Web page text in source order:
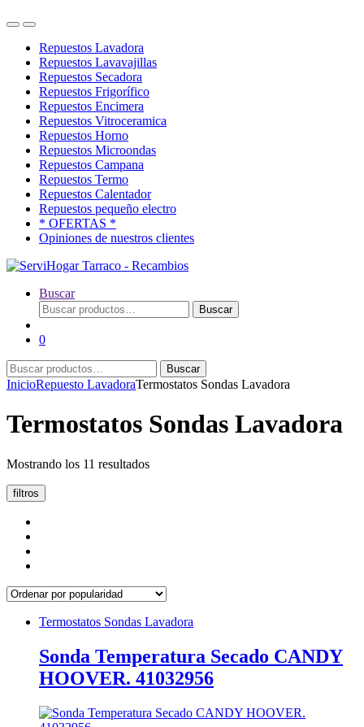
OpenClose
Repuestos Lavadora
Repuestos Lavavajillas
Repuestos Secadora
Repuestos Frigorífico
Repuestos Encimera
Repuestos Vitroceramica
Repuestos Horno
Repuestos Microondas
Repuestos Campana
Repuestos Termo
Repuestos Calentador
Repuestos pequeño electro
* OFERTAS *
Opiniones de nuestros clientes
Buscar
Buscar
por:
Buscar
0
Buscar
por:
Buscar
InicioRepuesto LavadoraTermostatos Sondas Lavadora
Termostatos Sondas Lavadora
Mostrando los 11 resultadosOrdenado
filtros
Termostatos Sondas Lavadora
Sonda Temperatura Secado CANDY
HOOVER. 41032956